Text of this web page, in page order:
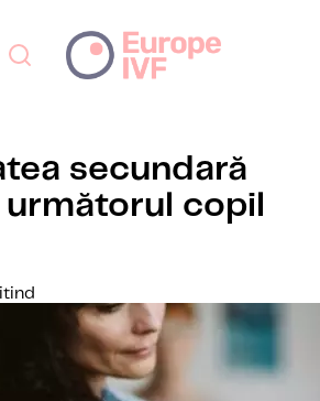
secundară
copil